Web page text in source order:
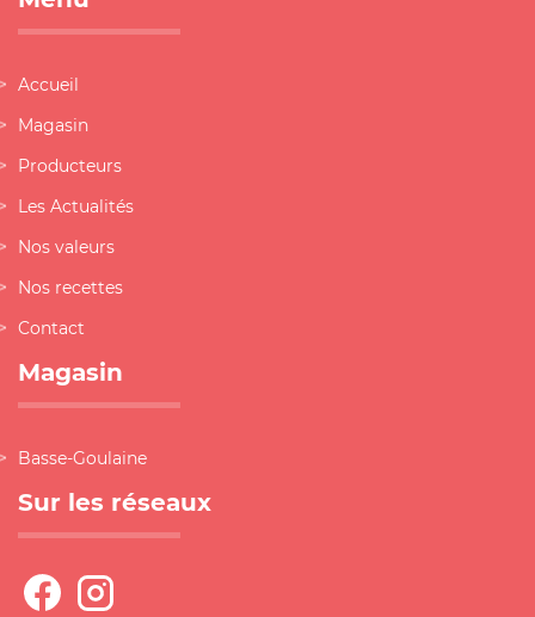
Accueil
Magasin
Producteurs
Les Actualités
Nos valeurs
Nos recettes
Contact
Magasin
Basse-Goulaine
Sur les réseaux